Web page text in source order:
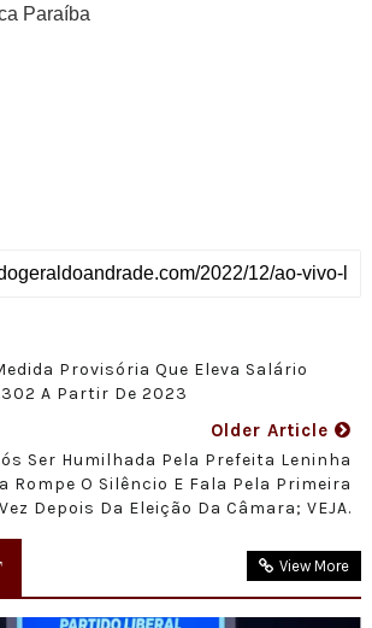
Paraíba
Provisória Que Eleva Salário
A Partir De 2023
Older Article
Ser Humilhada Pela Prefeita Leninha
Rompe O Silêncio E Fala Pela Primeira
Vez Depois Da Eleição Da Câmara; VEJA.
View More